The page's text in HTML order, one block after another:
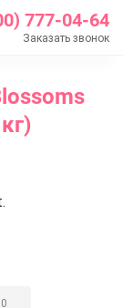
777-04-64
Заказать звонок